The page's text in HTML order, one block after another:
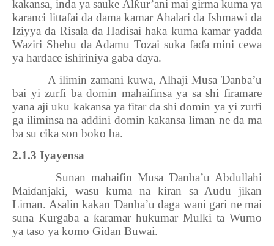
kakansa, inda ya sauke Alƙur’ani mai girma kuma ya
karanci littafai da dama kamar Ahalari da Ishmawi da
Iziyya da Risala da Hadisai haka kuma kamar yadda
Waziri Shehu da Adamu Tozai suka faɗa mini cewa
ya hardace ishiriniya gaba ɗaya.
A ilimin zamani kuwa, Alhaji Musa Ɗanba’u
bai yi zurfi ba domin mahaifinsa ya sa shi firamare
yana aji uku kakansa ya fitar da shi domin ya yi zurfi
ga iliminsa na addini domin kakansa liman ne da ma
ba su cika son boko ba.
2.1.3 Iyayensa
Sunan mahaifin MusaƊanba’u Abdullahi
Maiɗanjaki, wasu kuma na kiran sa Audu jikan
Liman. Asalin kakan Ɗanba’u daga wani gari ne mai
suna Kurgaba a ƙaramar hukumar Mulki ta Wurno
ya taso ya komo Gidan Buwai.